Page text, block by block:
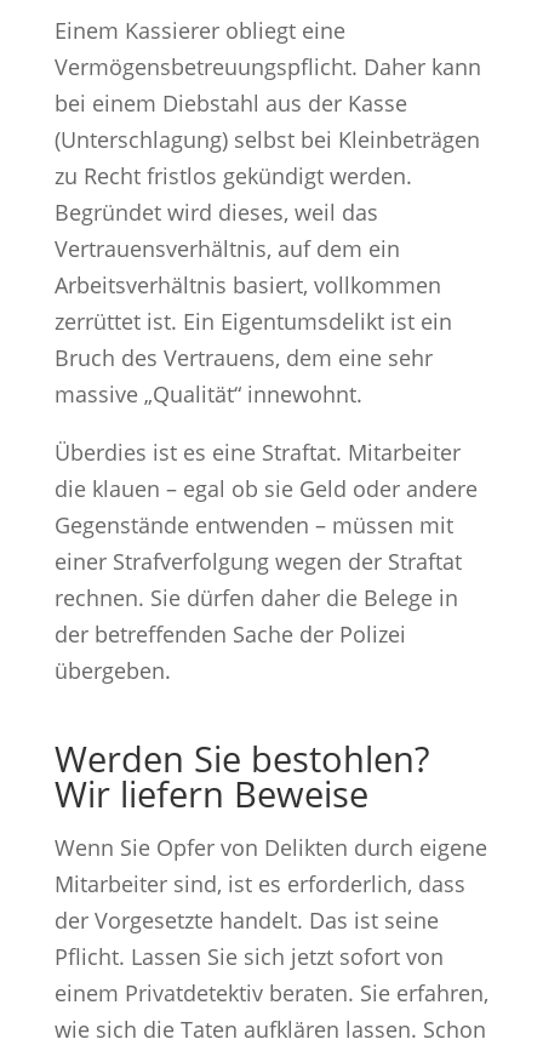
Einem Kassierer obliegt eine
Vermögensbetreuungspflicht. Daher kann
bei einem Diebstahl aus der Kasse
(Unterschlagung) selbst bei Kleinbeträgen
zu Recht fristlos gekündigt werden.
Begründet wird dieses, weil das
Vertrauensverhältnis, auf dem ein
Arbeitsverhältnis basiert, vollkommen
zerrüttet ist. Ein Eigentumsdelikt ist ein
Bruch des Vertrauens, dem eine sehr
massive „Qualität“ innewohnt.
Überdies ist es eine Straftat. Mitarbeiter
die klauen – egal ob sie Geld oder andere
Gegenstände entwenden – müssen mit
einer Strafverfolgung wegen der Straftat
rechnen. Sie dürfen daher die Belege in
der betreffenden Sache der Polizei
übergeben.
Werden Sie bestohlen?
Wir liefern Beweise
Wenn Sie Opfer von Delikten durch eigene
Mitarbeiter sind, ist es erforderlich, dass
der Vorgesetzte handelt. Das ist seine
Pflicht. Lassen Sie sich jetzt sofort von
einem Privatdetektiv beraten. Sie erfahren,
wie sich die Taten aufklären lassen. Schon